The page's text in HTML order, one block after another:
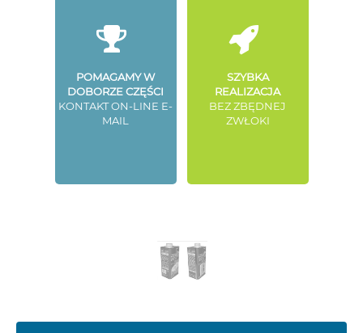
POMAGAMY W
DOBORZE CZĘŚCI
KONTAKT ON-LINE E-
MAIL
SZYBKA
REALIZACJA
BEZ ZBĘDNEJ
ZWŁOKI